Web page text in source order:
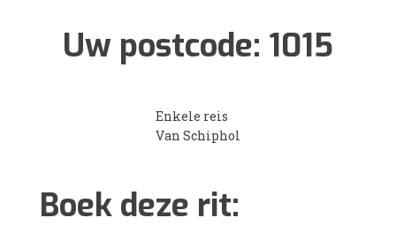
Uw postcode: 1015
Enkele reis
Van Schiphol
Boek deze rit: